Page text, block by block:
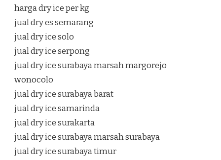
harga dry ice per kg
jual dry es semarang
jual dry ice solo
jual dry ice serpong
jual dry ice surabaya marsah margorejo
wonocolo
jual dry ice surabaya barat
jual dry ice samarinda
jual dry ice surakarta
jual dry ice surabaya marsah surabaya
jual dry ice surabaya timur